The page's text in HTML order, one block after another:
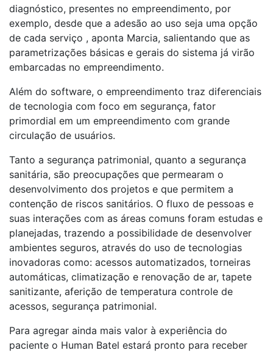
diagnóstico, presentes no empreendimento, por
exemplo, desde que a adesão ao uso seja uma opção
de cada serviço , aponta Marcia, salientando que as
parametrizações básicas e gerais do sistema já virão
embarcadas no empreendimento.
Além do software, o empreendimento traz diferenciais
de tecnologia com foco em segurança, fator
primordial em um empreendimento com grande
circulação de usuários.
Tanto a segurança patrimonial, quanto a segurança
sanitária, são preocupações que permearam o
desenvolvimento dos projetos e que permitem a
contenção de riscos sanitários. O fluxo de pessoas e
suas interações com as áreas comuns foram estudas e
planejadas, trazendo a possibilidade de desenvolver
ambientes seguros, através do uso de tecnologias
inovadoras como: acessos automatizados, torneiras
automáticas, climatização e renovação de ar, tapete
sanitizante, aferição de temperatura controle de
acessos, segurança patrimonial.
Para agregar ainda mais valor à experiência do
paciente o Human Batel estará pronto para receber